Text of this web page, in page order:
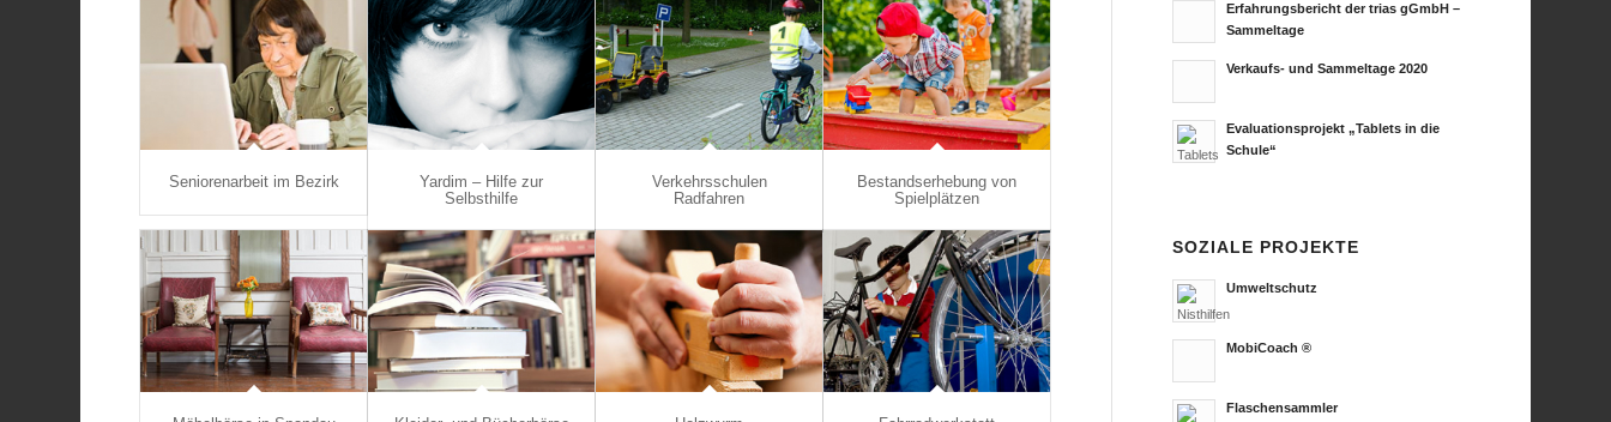
Seniorenarbeit im Bezirk
Yardim – Hilfe zur
Selbsthilfe
Verkehrsschulen
Radfahren
Bestandserhebung von
Spielplätzen
Erfahrungsbericht der trias gGmbH –
Sammeltage
Verkaufs- und Sammeltage 2020
Evaluationsprojekt „Tablets in die
Schule“
SOZIALE PROJEKTE
Umweltschutz
MobiCoach ®
Flaschensammler